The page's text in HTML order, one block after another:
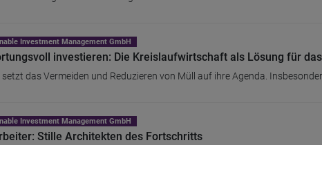
Investment Management GmbH
investieren: Die Kreislaufwirtschaft als Lösung für
setzt das Vermeiden und Reduzieren von Müll auf ihre Agenda.
Investment Management GmbH
Stille Architekten des Fortschritts